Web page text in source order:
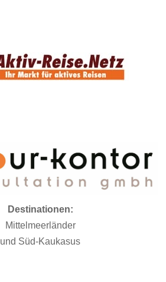
Destinationen:
Mittelmeerländer
und Süd-Kaukasus